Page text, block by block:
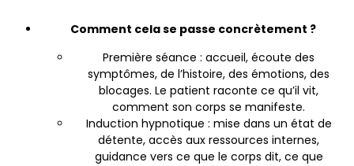
Comment cela se passe concrètement ?
Première séance : accueil, écoute des
symptômes, de l’histoire, des émotions, des
blocages. Le patient raconte ce qu’il vit,
comment son corps se manifeste.
Induction hypnotique : mise dans un état de
détente, accès aux ressources internes,
guidance vers ce que le corps dit, ce que